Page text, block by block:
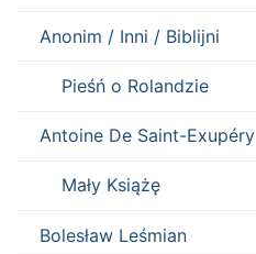
Anonim / Inni / Biblijni
Pieśń o Rolandzie
Antoine De Saint-Exupéry
Mały Książę
Bolesław Leśmian